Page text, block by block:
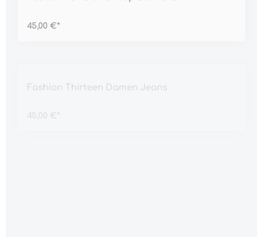
45,00 €*
Fashion Thirteen Damen Jeans
45,00 €*